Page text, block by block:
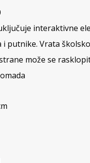
interaktivne
putnike. Vrata
može se